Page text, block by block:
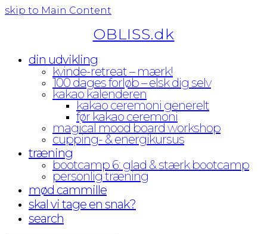
skip to Main Content
OBLISS.dk
din udvikling
kvinde-retreat – mærk!
100 dages forløb – elsk dig selv
kakao kalenderen
kakao ceremoni generelt
før kakao ceremoni
magical mood board workshop
cupping- & energikursus
træning
bootcamp 6: glad & stærk bootcamp
personlig træning
mød cammille
skal vi tage en snak?
search